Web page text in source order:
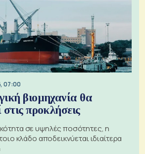
07:00
βιομηχανία θα
προκλήσεις
σε υψηλές ποσότητες, η
κλάδο αποδεικνύεται ιδιαίτερα